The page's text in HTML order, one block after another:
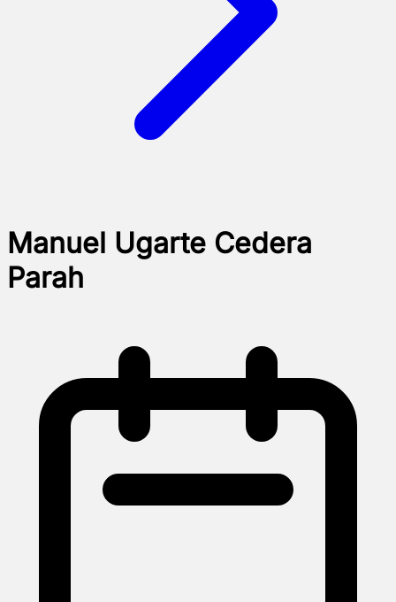
Manuel Ugarte Cedera
Parah